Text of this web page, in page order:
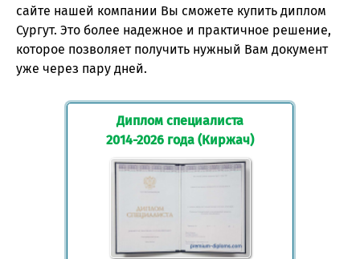
сайте нашей компании Вы сможете купить диплом
Сургут. Это более надежное и практичное решение,
которое позволяет получить нужный Вам документ
уже через пару дней.
Диплом специалиста
2014-2026 года (Киржач)